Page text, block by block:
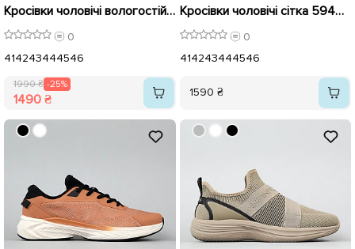
Кросівки чоловічі вологостійкі 594635 Чорні розпродаж
0
414243444546
1990 ₴ -25%
1490 ₴
Кросівки чоловічі сітка 594646 Чорні
0
414243444546
1590 ₴